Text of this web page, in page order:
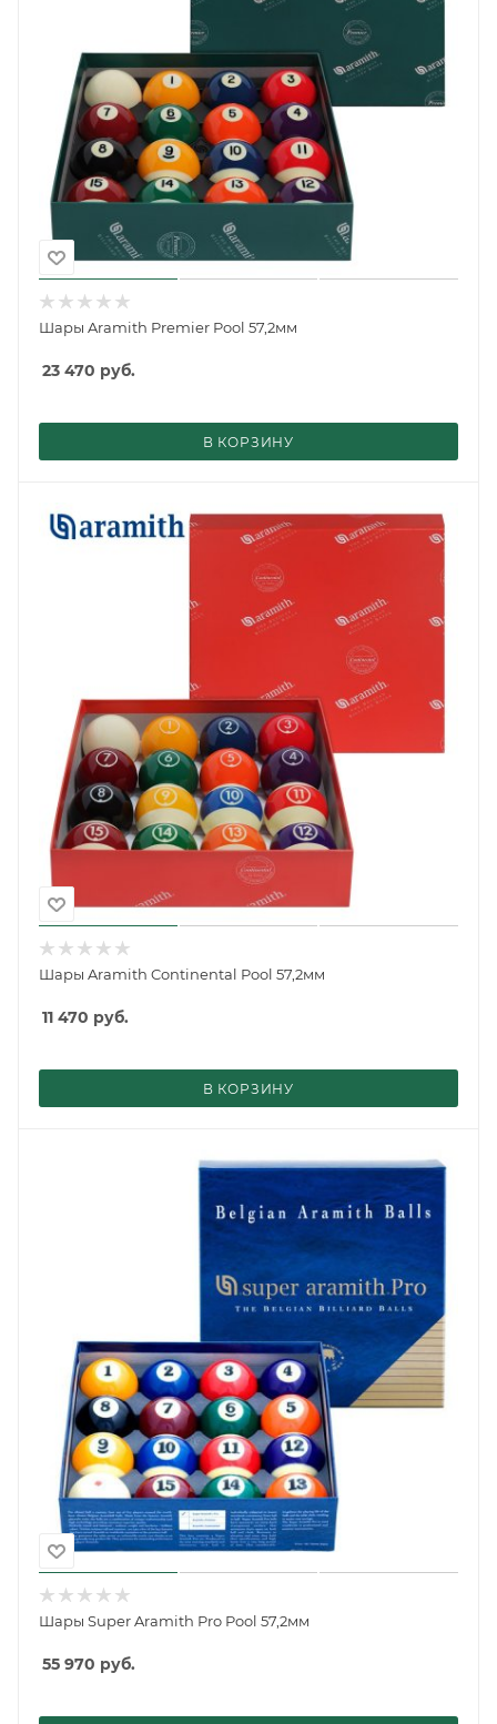
Шары Aramith Premier Pool 57,2мм
23 470 руб.
В КОРЗИНУ
Шары Aramith Continental Pool 57,2мм
11 470 руб.
В КОРЗИНУ
Шары Super Aramith Pro Pool 57,2мм
55 970 руб.